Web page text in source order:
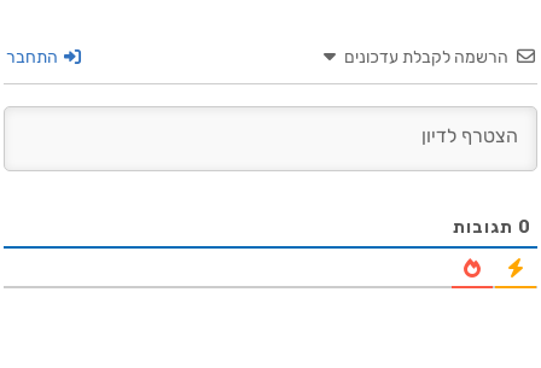
הרשמה לקבלת עדכונים התחבר
0 תגובות